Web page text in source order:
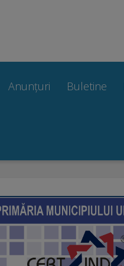
Anunțuri Buletine